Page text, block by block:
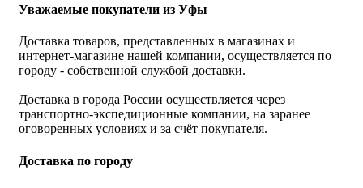
Уважаемые покупатели из Уфы
Доставка товаров, представленных в магазинах и
интернет-магазине нашей компании, осуществляется по
городу - собственной службой доставки.
Доставка в города России осуществляется через
транспортно-экспедиционные компании, на заранее
оговоренных условиях и за счёт покупателя.
Доставка по городу